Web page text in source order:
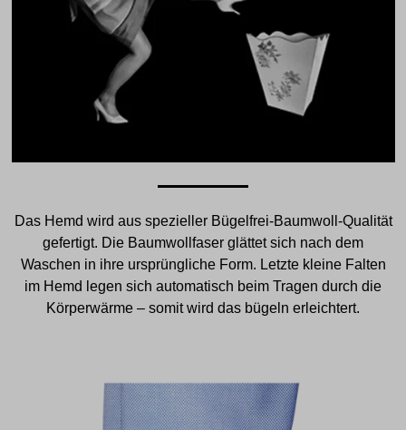
Das Hemd wird aus spezieller Bügelfrei-Baumwoll-Qualität
gefertigt. Die Baumwollfaser glättet sich nach dem
Waschen in ihre ursprüngliche Form. Letzte kleine Falten
im Hemd legen sich automatisch beim Tragen durch die
Körperwärme – somit wird das bügeln erleichtert.